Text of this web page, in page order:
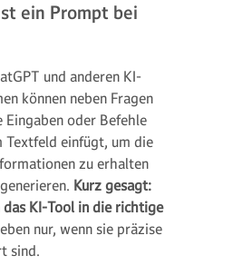
ein Prompt bei
und anderen KI-
können neben Fragen
Eingaben oder Befehle
Textfeld einfügt, um die
zu erhalten
Kurz gesagt:
KI-Tool in die richtige
nur, wenn sie präzise
sind.